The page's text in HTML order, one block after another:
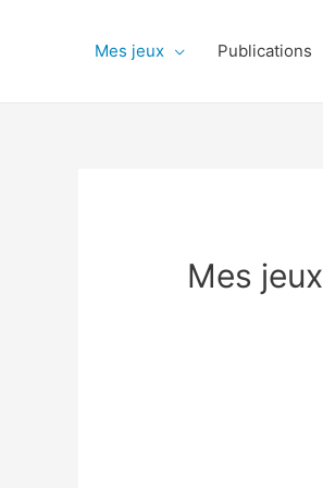
Mes jeux Publications
Mes jeux